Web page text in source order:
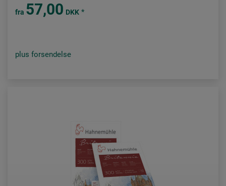
fra 57,00 DKK *
plus forsendelse